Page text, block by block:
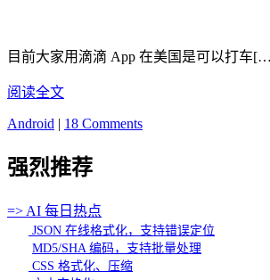
目前大家用滴滴 App 在美国是可以打车
阅读全文
Android | 18 Comments
强烈推荐
=> AI 每日热点
JSON 在线格式化，支持错误定位
MD5/SHA 编码，支持批量处理
CSS 格式化、压缩